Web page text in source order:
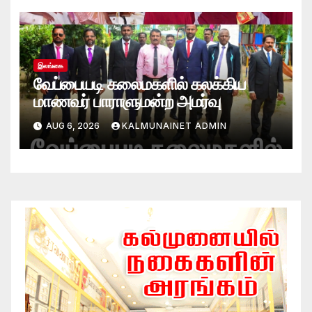
இலங்கை
வேப்பையடி கலைமகளில் கலக்கிய
மாணவர் பாராளுமன்ற அமர்வு
AUG 6, 2026 KALMUNAINET ADMIN